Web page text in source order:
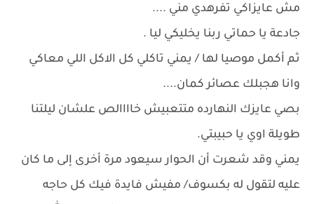
مش عايزاكي تفرهدي مني ....
جادعة يا حماتي ربنا يخليكي ليا .
ثم أكمل موصيا لها / يمني تاكلي كل الاكل اللي معاكي
وانا هجبلك عصائر كمان....
بصي عايزك النهارده متتعبيش خاااالص علشان ليلتنا
طويلة اوي يا حبيبتي.
يمني وقد شعرت أن الحوار سيعود مرة أخرى إلى ما كان
عليه لتقول له بكسوف/ مفيش فايدة فيك كل حاجه